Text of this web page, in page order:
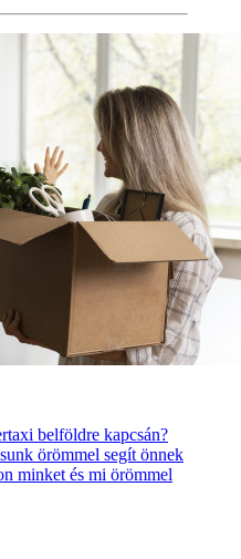
belföldre kapcsán?
örömmel segít önnek
minket és mi örömmel